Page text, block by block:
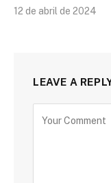
12 de abril de 2024
LEAVE A